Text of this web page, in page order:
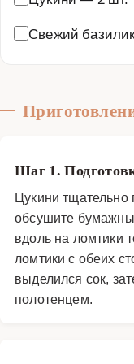
Свежий
Шаг 1.
Цукини тщательно
обсушите
вдоль на ломтики
ломтики с обеих
выделился сок,
полотенцем.